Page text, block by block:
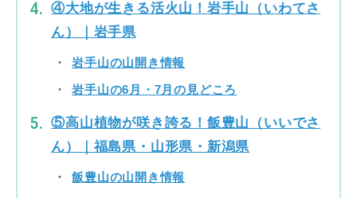
④大地が生きる活火山！岩手山（いわてさ
ん）｜岩手県
岩手山の山開き情報
岩手山の6月・7月の見どころ
⑤高山植物が咲き誇る！飯豊山（いいでさ
ん）｜福島県・山形県・新潟県
飯豊山の山開き情報